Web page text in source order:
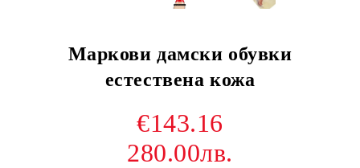
Маркови дамски обувки
естествена кожа
€143.16
280.00лв.